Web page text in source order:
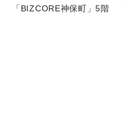
「BIZCORE神保町」5階